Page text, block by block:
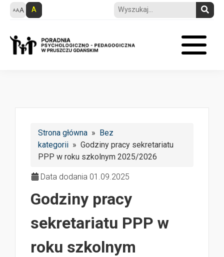
A
Strona główna » Bez
kategorii » Godziny pracy sekretariatu
PPP w roku szkolnym 2025/2026
Data dodania 01.09.2025
Godziny pracy
sekretariatu PPP w
roku szkolnym